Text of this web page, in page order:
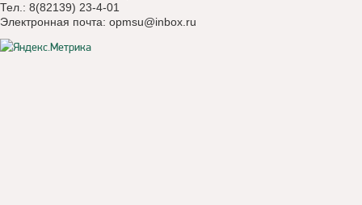
Тел.: 8(82139) 23-4-01
Электронная почта: opmsu@inbox.ru